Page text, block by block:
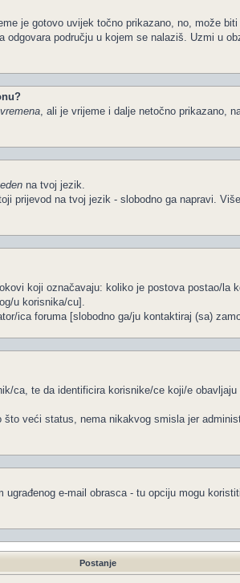
je gotovo uvijek točno prikazano, no, može
području u kojem se nalaziš. Uzmi u
, ali je vrijeme i dalje netočno prikazano,
na tvoj jezik.
prijevod na tvoj jezik - slobodno ga napravi.
koji označavaju: koliko je postova postao/la
u korisnika/cu].
ica foruma [slobodno ga/ju kontaktiraj (sa)
ca, te da identificira korisnike/ce koji/e
veći status, nema nikakvog smisla jer
e-mail obrasca - tu opciju mogu
Postanje